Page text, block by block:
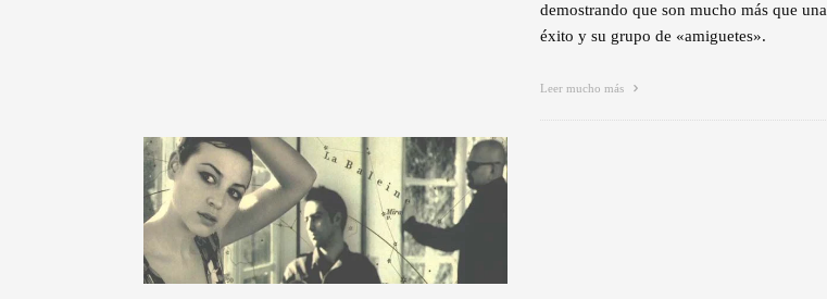
demostrando que son mucho más que
éxito y su grupo de «amiguetes».
Leer mucho más